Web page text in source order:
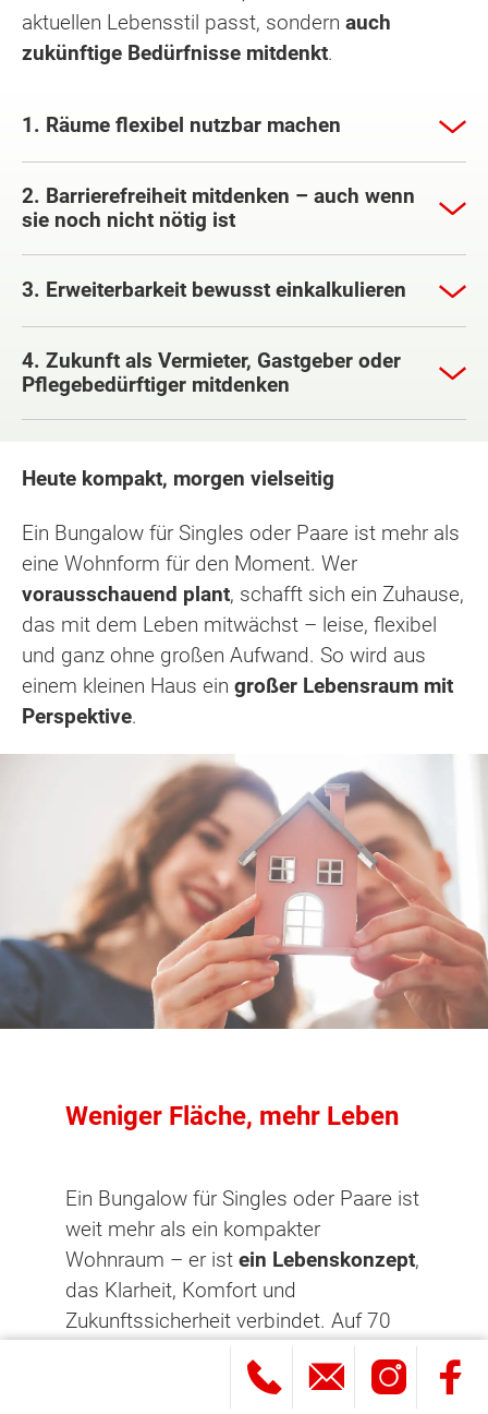
aktuellen Lebensstil passt, sondern auch
zukünftige Bedürfnisse mitdenkt.
1. Räume flexibel nutzbar machen
2. Barrierefreiheit mitdenken – auch wenn
sie noch nicht nötig ist
3. Erweiterbarkeit bewusst einkalkulieren
4. Zukunft als Vermieter, Gastgeber oder
Pflegebedürftiger mitdenken
Heute kompakt, morgen vielseitig
Ein Bungalow für Singles oder Paare ist mehr als
eine Wohnform für den Moment. Wer
vorausschauend plant, schafft sich ein Zuhause,
das mit dem Leben mitwächst – leise, flexibel
und ganz ohne großen Aufwand. So wird aus
einem kleinen Haus ein großer Lebensraum mit
Perspektive.
Weniger Fläche, mehr Leben
Ein Bungalow für Singles oder Paare ist
weit mehr als ein kompakter
Wohnraum – er ist ein Lebenskonzept,
das Klarheit, Komfort und
Zukunftssicherheit verbindet. Auf 70
bis 100 Quadratmetern entsteht ein
Zuhause, das bewusst auf